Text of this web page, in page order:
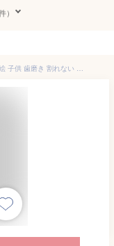
）
【プリント無料】 マグカップ コップ イラスト 絵 子供 歯磨き 割れない プラスチック 耐熱 軽量 軽い 名入れ 名前入り 食洗機対応 洗いやすい 電子レンジ対応 レンジ対応 可愛い かわいい ホワイト 白 ギフト プレゼント ラッピング 贈答品 出産祝い お祝い 内祝い